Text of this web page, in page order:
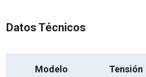
Datos Técnicos
Modelo
Tensión